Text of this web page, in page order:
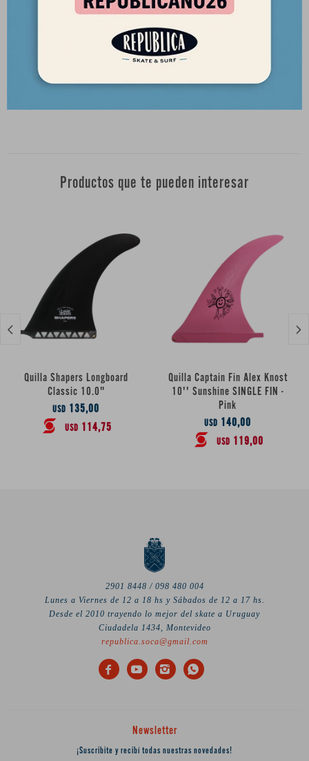
Productos que te pueden interesar
Quilla Shapers Longboard
Classic 10.0"
USD 135,00
USD 114,75
Quilla Captain Fin Alex Knost
10'' Sunshine SINGLE FIN -
Pink
USD 140,00
USD 119,00
 
2901 8448 / 098 480 004
Lunes a Viernes de 12 a 18 hs y Sábados de 12 a 17 hs.
Desde el 2010 trayendo lo mejor del skate a Uruguay
Ciudadela 1434, Montevideo
republica.soca@gmail.com
   
Newsletter
¡Suscribite y recibí todas nuestras novedades!